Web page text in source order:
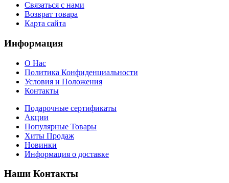
Связаться с нами
Возврат товара
Карта сайта
Информация
О Нас
Политика Конфиденциальности
Условия и Положения
Контакты
Подарочные сертификаты
Акции
Популярные Товары
Хиты Продаж
Новинки
Информация о доставке
Наши Контакты